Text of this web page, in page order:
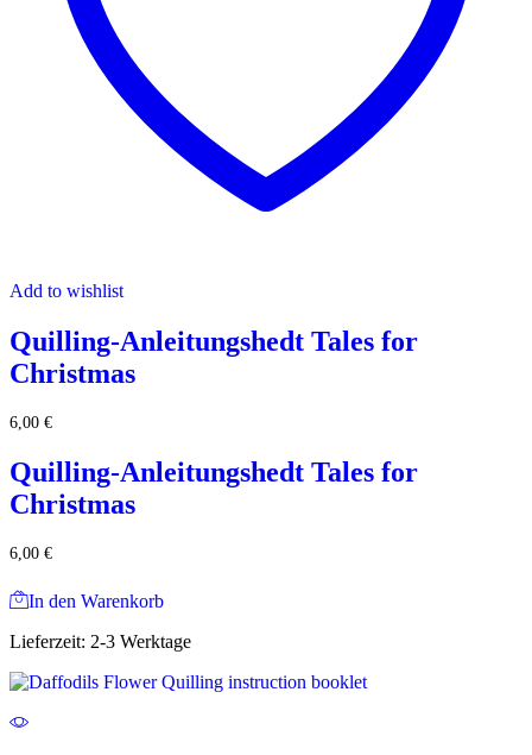
Add to wishlist
Quilling-Anleitungshedt Tales for
Christmas
6,00 €
Quilling-Anleitungshedt Tales for
Christmas
6,00 €
In den Warenkorb
Lieferzeit: 2-3 Werktage